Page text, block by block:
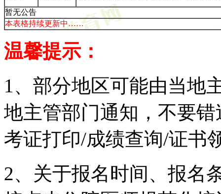
暂无公告
本表格持续更新中……
温馨提示：
1、部分地区可能由当地
地主管部门通知，不要
考证打印/成绩查询/证书
2、关于报名时间、报名